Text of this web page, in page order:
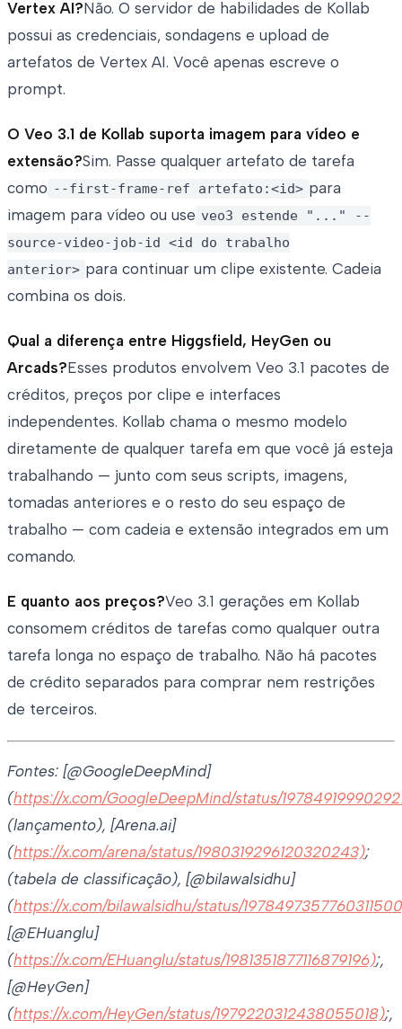
Vertex AI?Não. O servidor de habilidades de Kollab
possui as credenciais, sondagens e upload de
artefatos de Vertex AI. Você apenas escreve o
prompt.
O Veo 3.1 de Kollab suporta imagem para vídeo e
extensão?Sim. Passe qualquer artefato de tarefa
como --first-frame-ref artefato:<id> para
imagem para vídeo ou use veo3 estende "..." --
source-video-job-id <id do trabalho
anterior> para continuar um clipe existente. Cadeia
combina os dois.
Qual a diferença entre Higgsfield, HeyGen ou
Arcads?Esses produtos envolvem Veo 3.1 pacotes de
créditos, preços por clipe e interfaces
independentes. Kollab chama o mesmo modelo
diretamente de qualquer tarefa em que você já esteja
trabalhando — junto com seus scripts, imagens,
tomadas anteriores e o resto do seu espaço de
trabalho — com cadeia e extensão integrados em um
comando.
E quanto aos preços?Veo 3.1 gerações em Kollab
consomem créditos de tarefas como qualquer outra
tarefa longa no espaço de trabalho. Não há pacotes
de crédito separados para comprar nem restrições
de terceiros.
Fontes: [@GoogleDeepMind]
(https://x.com/GoogleDeepMind/status/
(lançamento), [Arena.ai]
(https://x.com/arena/status/1980319296120320243);
(tabela de classificação), [@bilawalsidhu]
(https://x.com/bilawalsidhu/status/
[@EHuanglu]
(https://x.com/EHuanglu/status/1981351877116879196);,
[@HeyGen]
(https://x.com/HeyGen/status/1979220312438055018);,